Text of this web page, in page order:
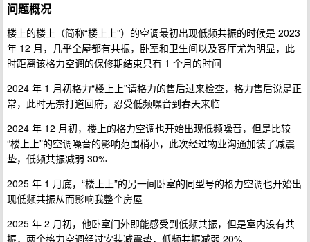
问题概况
楼上的楼上（简称“楼上上”）的空调最初出现低频共振的时候是 2023
年 12 月，几乎全屋都有共振，卧室和卫生间以及客厅尤为明显，此
时距离该格力空调的保修期结束只有 1 个月的时间
2024 年 1 月初格力“楼上上”请格力的售后过来检查，格力售后说是正
常，此时无奈打道回府，忍受低频噪音到春天来临
2024 年 12 月初，楼上的格力空调也开始出现低频噪音，但是比较
“楼上上”的空调噪音的影响范围稍小，此次经过物业沟通加装了减震
垫，低频共振减弱 30%
2025 年 1 月底，“楼上上”的另一间卧室的同型号的格力空调也开始出
现低频共振从而影响我整个房屋
2025 年 2 月初，他卧室门外即能感受到低频共振，但是室内没有共
振，两个格力空调经过安装减震垫，低频共振减弱 20%